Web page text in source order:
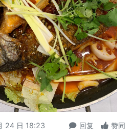
24 日 18:23 回复 赞同